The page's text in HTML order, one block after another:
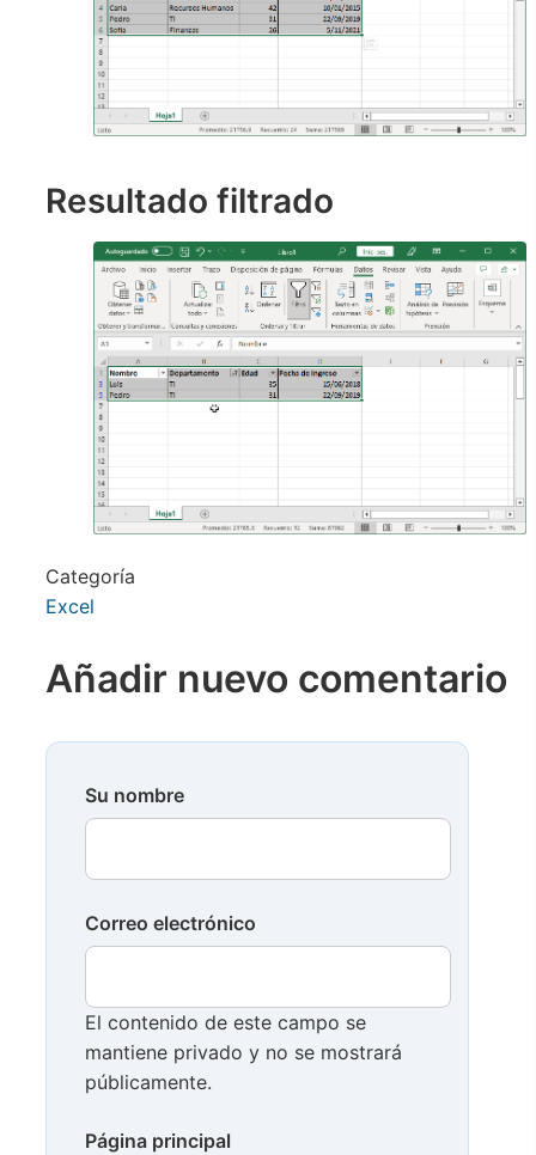
Resultado filtrado
Categoría
Excel
Añadir nuevo comentario
Su nombre
Correo electrónico
El contenido de este campo se
mantiene privado y no se mostrará
públicamente.
Página principal